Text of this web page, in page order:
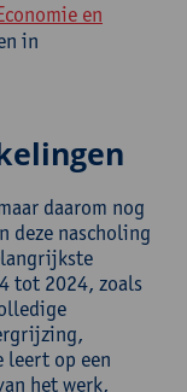
en
in
daarom nog
deze nascholing
tot 2024, zoals
leert op een
het werk,